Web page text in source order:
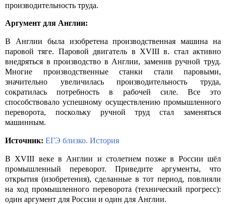
производительность труда.
Аргумент для Англии:
В Англии была изобретена производственная машина на
паровой тяге. Паровой двигатель в XVIII в. стал активно
внедряться в производство в Англии, заменив ручной труд.
Многие производственные станки стали паровыми,
значительно увеличилась производительность труда,
сократилась потребность в рабочей силе. Все это
способствовало успешному осуществлению промышленного
переворота, поскольку ручной труд стал заменяться
машинным.
Источник: ЕГЭ близко. История
В XVIII веке в Англии и столетием позже в России шёл
промышленный переворот.
Приведите аргументы, что
открытия (изобретения), сделанные в тот период, повлияли
на ход промышленного переворота (технический прогресс):
один аргумент для России и один для Англии.